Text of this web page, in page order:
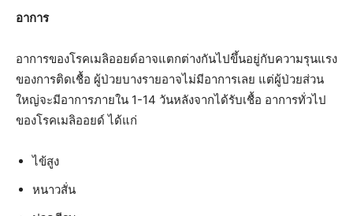
อาการ
อาการของโรคเมลิออยด์อาจแตกต่างกันไปขึ้นอยู่กับความรุนแรง
ของการติดเชื้อ ผู้ป่วยบางรายอาจไม่มีอาการเลย แต่ผู้ป่วยส่วน
ใหญ่จะมีอาการภายใน 1-14 วันหลังจากได้รับเชื้อ อาการทั่วไป
ของโรคเมลิออยด์ ได้แก่
ไข้สูง
หนาวสั่น